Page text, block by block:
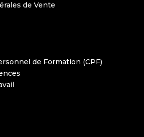
de Vente
de Formation (CPF)